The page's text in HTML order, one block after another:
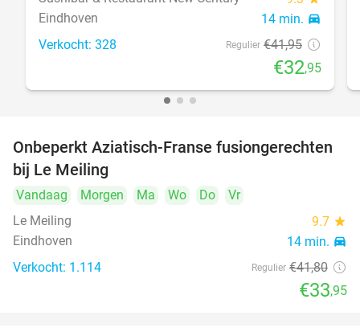
Eindhoven 14 min. directions_car
Verkocht: 328 Regulier €41,95
€32,95
19%
Onbeperkt Aziatisch-Franse fusiongerechten
bij Le Meiling
Vandaag Morgen Ma Wo Do
Vr
Le Meiling
9.7 star
Eindhoven 14 min. directions_car
Verkocht: 1.114 Regulier €41,80
€33,95